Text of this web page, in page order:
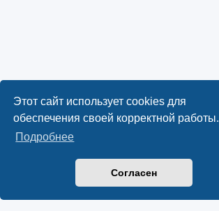
Этот сайт использует cookies для
обеспечения своей корректной работы.
Подробнее
Согласен